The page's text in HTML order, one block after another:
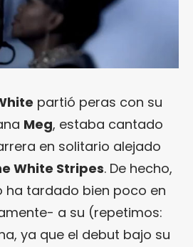
partió peras con su
Meg, estaba cantado
en solitario alejado
White Stripes. De hecho,
ha tardado bien poco en
a su (repetimos:
ya que el debut bajo su